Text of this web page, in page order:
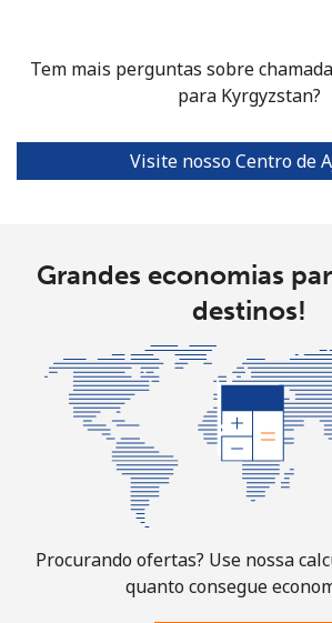
Tem mais perguntas sobre
para Kyrgyzstan?
Visite nosso Centro de
Grandes economias
destinos!
Procurando ofertas? Use nossa
quanto consegue